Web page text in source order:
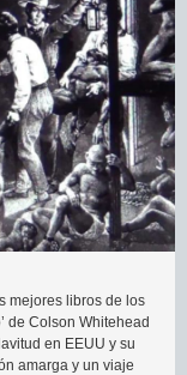
mejores libros de los
de Colson Whitehead
en EEUU y su
amarga y un viaje